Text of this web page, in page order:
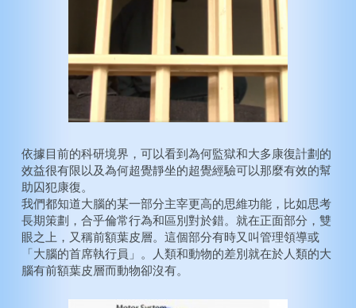
依據目前的科研境界，可以看到為何監獄和大多康復計劃的
效益很有限以及為何超覺靜坐的超覺經驗可以那麼有效的幫
助囚犯康復。
我們都知道大腦的某一部分主宰更高的思維功能，比如思考
長期策劃，合乎倫常行為和區別對於錯。就在正面部分，雙
眼之上，又稱前額葉皮層。這個部分有時又叫管理領導或
「大腦的首席執行員」。人類和動物的差別就在於人類的大
腦有前額葉皮層而動物卻沒有。